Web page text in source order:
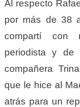
Al respecto
por más de 38
compartí con
periodista y de
compañera
que le hice al
atrás para un